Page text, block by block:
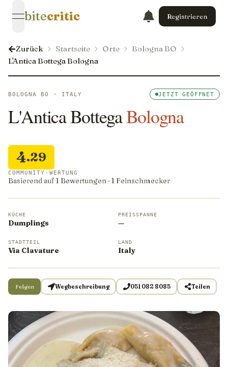
open navigation menu
bitecritic Registrieren
Zurück Startseite Orte
Bologna BO
L'Antica Bottega Bologna
BOLOGNA BO · ITALY JETZT GEÖFFNET
L'Antica BottegaBologna
4.29
COMMUNITY-WERTUNG
Basierend auf 1 Bewertungen · 1 Feinschmecker
KÜCHE
Dumplings
PREISSPANNE
—
STADTTEIL
Via Clavature
LAND
Italy
Folgen Wegbeschreibung 051 082 8085 Teilen